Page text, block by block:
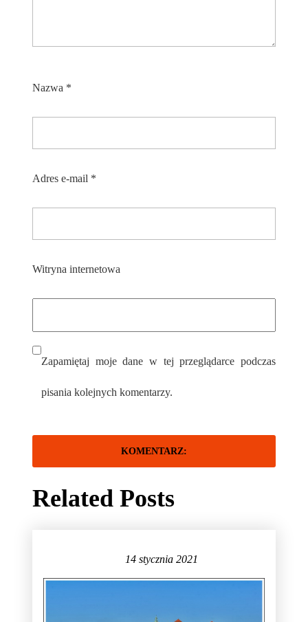
Nazwa *
Adres e-mail *
Witryna internetowa
Zapamiętaj moje dane w tej przeglądarce podczas
pisania kolejnych komentarzy.
Related Posts
14 stycznia 2021